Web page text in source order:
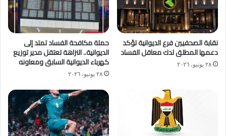
نقابة الصحفيين فرع الديوانية تؤكد
دعمها المطلق لدك معاقل الفساد
٢٨ يونيو، ٢٠٢٦
حملة مكافحة الفساد تمتد إلى
الديوانية.. النزاهة تعتقل مدير توزيع
كهرباء الديوانية السابق ومعاونه
٢٨ يونيو، ٢٠٢٦